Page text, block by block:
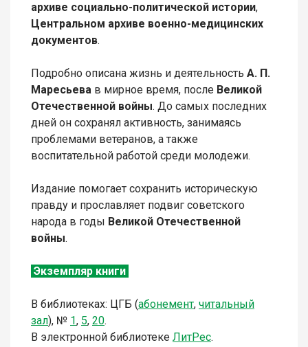
архиве социально-политической истории,
Центральном архиве военно-медицинских
документов.
Подробно описана жизнь и деятельность А. П.
Маресьева в мирное время, после Великой
Отечественной войны. До самых последних
дней он сохранял активность, занимаясь
проблемами ветеранов, а также
воспитательной работой среди молодежи.
Издание помогает сохранить историческую
правду и прославляет подвиг советского
народа в годы Великой Отечественной
войны.
Экземпляр книги
В библиотеках: ЦГБ (абонемент, читальный
зал), № 1, 5, 20.
В электронной библиотеке Л итРес.